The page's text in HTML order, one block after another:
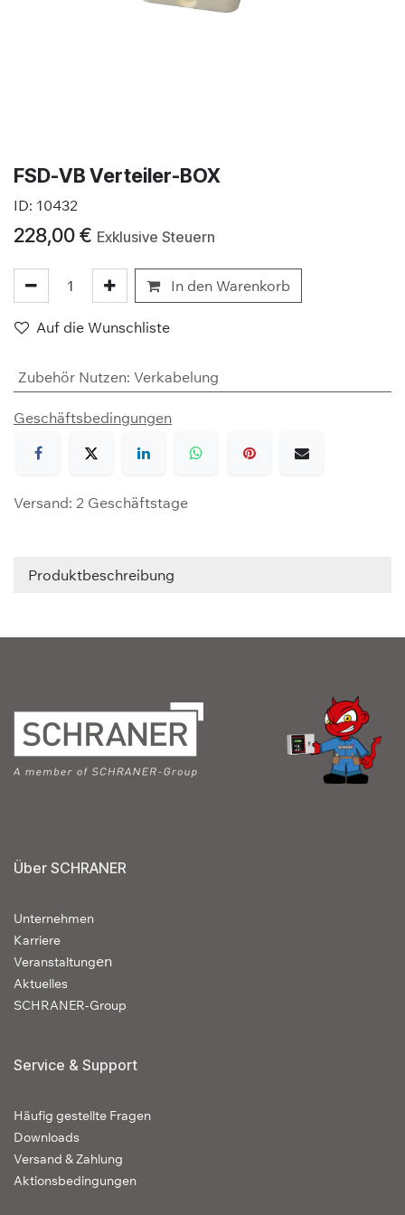
FSD-VB Verteiler-BOX
ID: 10432
228,00€ Exklusive Steuern
In den Warenkorb
Auf die Wunschliste
Zubehör Nutzen: Verkabelung
Geschäftsbedingungen
Versand: 2 Geschäftstage
Produktbeschreibung
Über SCHRANER
Unternehmen
Karriere
Veranstaltungen
Aktuelles
SCHRANER-Group
Service & Support
Häufig gestellte Fragen
Downloads
Versand & Zahlung
Aktionsbedingungen